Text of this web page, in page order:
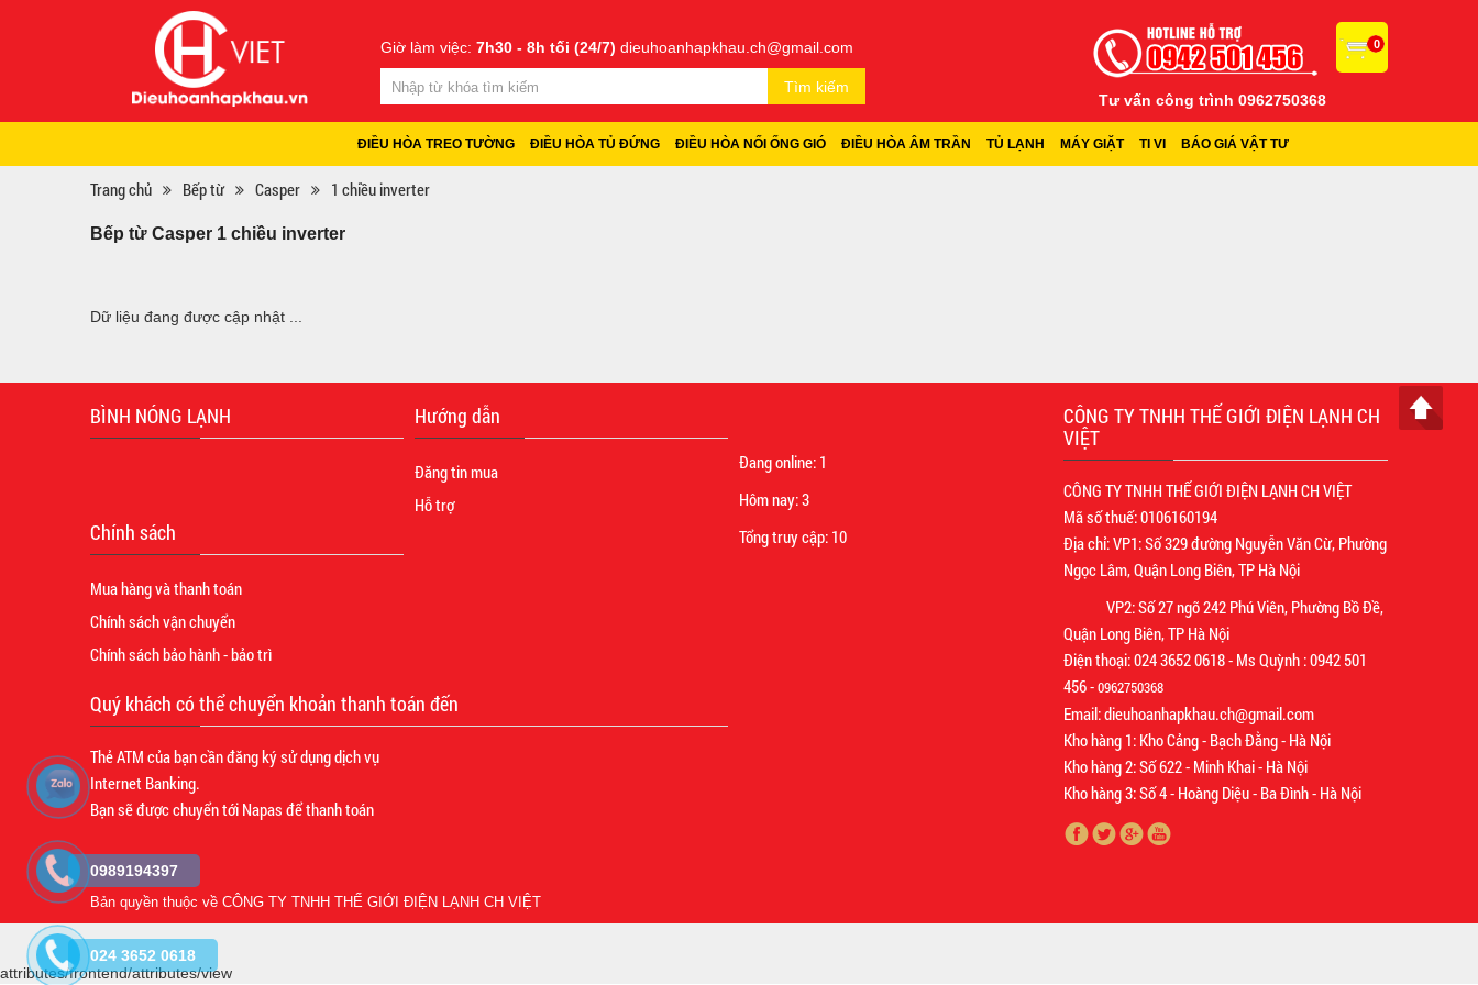
Giờ làm việc: 7h30 - 8h tối (24/7) dieuhoanhapkhau.ch@gmail.com
Tìm kiếm
0
Tư vấn công trình 0962750368
ĐIỀU HÒA TREO TƯỜNG ĐIỀU HÒA TỦ ĐỨNG ĐIỀU HÒA NỐI ỐNG GIÓ ĐIỀU HÒA ÂM TRẦN TỦ LẠNH MÁY GIẶT TI VI BÁO GIÁ VẬT TƯ
Trang chủ Bếp từ Casper 1 chiều inverter
Bếp từ Casper 1 chiều inverter
Dữ liệu đang được cập nhật ...
BÌNH NÓNG LẠNH Hướng dẫn
Đăng tin mua
Hỗ trợ
Chính sách
Mua hàng và thanh toán
Chính sách vận chuyển
Chính sách bảo hành - bảo trì
Quý khách có thể chuyển khoản thanh toán đến
Thẻ ATM của bạn cần đăng ký sử dụng dịch vụ
Internet Banking.
Bạn sẽ được chuyển tới Napas để thanh toán
Đang online: 1
Hôm nay:3
Tổng truy cập: 10
CÔNG TY TNHH THẾ GIỚI ĐIỆN LẠNH CH
VIỆT
CÔNG TY TNHH THẾ GIỚI ĐIỆN LẠNH CH VIỆT
Mã số thuế: 0106160194
Địa chỉ: VP1: Số 329 đường Nguyễn Văn Cừ, Phường
Ngọc Lâm, Quận Long Biên, TP Hà Nội
VP2: Số 27 ngõ 242 Phú Viên, Phường Bồ Đề,
Quận Long Biên, TP Hà Nội
Điện thoại: 024 3652 0618 - Ms Quỳnh : 0942 501
456 -0962750368
Email: dieuhoanhapkhau.ch@gmail.com
Kho hàng 1: Kho Cảng - Bạch Đằng - Hà Nội
Kho hàng 2: Số 622 - Minh Khai - Hà Nội
Kho hàng 3: Số 4 - Hoàng Diệu - Ba Đình - Hà Nội
Bản quyền thuộc về CÔNG TY TNHH THẾ GIỚI ĐIỆN LẠNH CH VIỆT
0989194397
024 3652 0618
attributes/frontend/attributes/view